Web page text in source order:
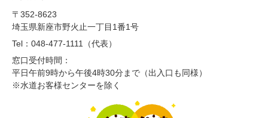
〒352-8623
埼玉県新座市野火止一丁目1番1号
Tel：048-477-1111（代表）
窓口受付時間：
平日午前9時から午後4時30分まで（出入口も同様）
※水道お客様センターを除く